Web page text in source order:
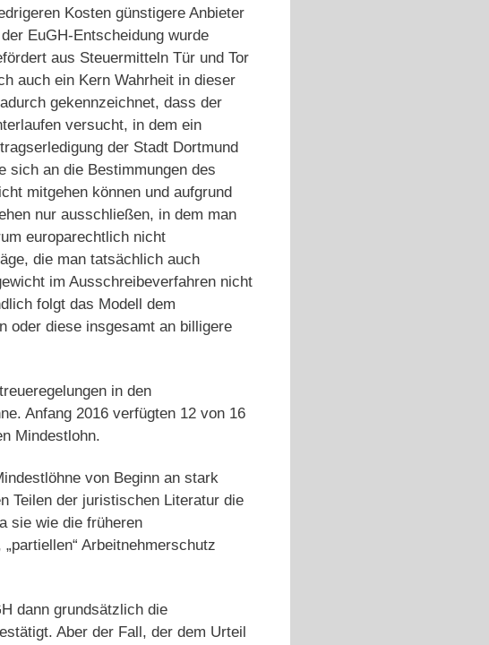
Kosten günstigere Anbieter
EuGH-Entscheidung wurde
aus Steuermitteln Tür und Tor
auch ein Kern Wahrheit in dieser
gekennzeichnet, dass der
versucht, in dem ein
der Stadt Dortmund
sich an die Bestimmungen des
mitgehen können und aufgrund
nur ausschließen, in dem man
europarechtlich nicht
die man tatsächlich auch
im Ausschreibeverfahren nicht
folgt das Modell dem
oder diese insgesamt an billigere
in den
Anfang 2016 verfügten 12 von 16
Mindestlohn.
von Beginn an stark
Teilen der juristischen Literatur die
sie wie die früheren
Arbeitnehmerschutz
dann grundsätzlich die
Aber der Fall, der dem Urteil